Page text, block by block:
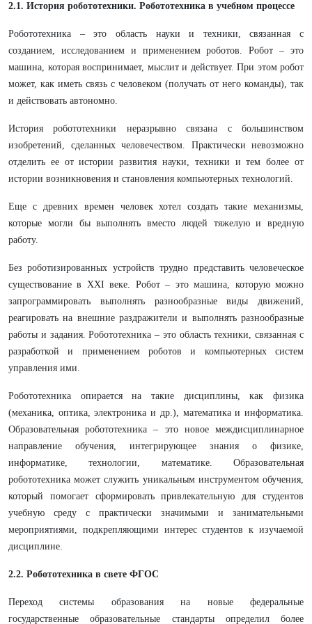
2.1. История робототехники. Робототехника в учебном процессе
Робототехника – это область науки и техники, связанная с
созданием, исследованием и применением роботов. Робот – это
машина, которая воспринимает, мыслит и действует. При этом робот
может, как иметь связь с человеком (получать от него команды), так
и действовать автономно.
История робототехники неразрывно связана с большинством
изобретений, сделанных человечеством. Практически невозможно
отделить ее от истории развития науки, техники и тем более от
истории возникновения и становления компьютерных технологий.
Еще с древних времен человек хотел создать такие механизмы,
которые могли бы выполнять вместо людей тяжелую и вредную
работу.
Без роботизированных устройств трудно представить человеческое
существование в XXI веке. Робот – это машина, которую можно
запрограммировать выполнять разнообразные виды движений,
реагировать на внешние раздражители и выполнять разнообразные
работы и задания. Робототехника – это область техники, связанная с
разработкой и применением роботов и компьютерных систем
управления ими.
Робототехника опирается на такие дисциплины, как физика
(механика, оптика, электроника и др.), математика и информатика.
Образовательная робототехника – это новое междисциплинарное
направление обучения, интегрирующее знания о физике,
информатике, технологии, математике. Образовательная
робототехника может служить уникальным инструментом обучения,
который помогает сформировать привлекательную для студентов
учебную среду с практически значимыми и занимательными
мероприятиями, подкрепляющими интерес студентов к изучаемой
дисциплине.
2.2. Робототехника в свете ФГОС
Переход системы образования на новые федеральные
государственные образовательные стандарты определил более